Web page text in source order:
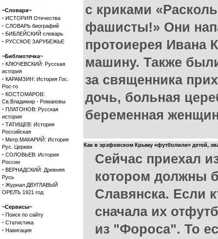
~Словари~
· ИСТОРИЯ Отечества
· СЛОВАРЬ биографий
· БИБЛЕЙСКИЙ словарь
· РУССКОЕ ЗАРУБЕЖЬЕ
~Библиотечка~
· КЛЮЧЕВСКИЙ: Русская
история
· КАРАМЗИН: История Гос.
Рос-го
· КОСТОМАРОВ:
Св.Владимир - Романовы
· ПЛАТОНОВ: Русская
история
· ТАТИЩЕВ: История
Российская
· Митр.МАКАРИЙ: История
Рус. Церкви
· СОЛОВЬЕВ: История
России
· ВЕРНАДСКИЙ: Древняя
Русь
· Журнал ДВУГЛАВЫЙ
ОРЕЛЪ 1921 год
~Сервисы~
· Поиск по сайту
· Статистика
· Навигация
с криками
фашисты!» Они
протоиерея Ивана
машину. Также
за священника
дочь, больная
беременная
Как в эрэфовском Крыму «футболили» детей,
Сейчас приехал
котором должны
Славянска. Если
сначала их
из "Фороса". То